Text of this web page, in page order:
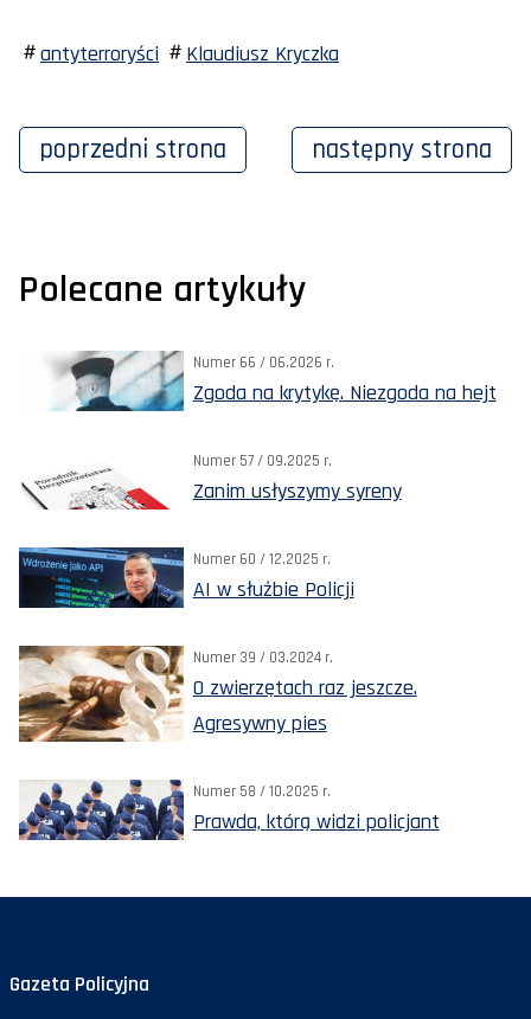
antyterroryści Klaudiusz Kryczka
poprzedni strona następny strona
Polecane artykuły
Numer 66 / 06.2026 r.
Zgoda na krytykę. Niezgoda na hejt
Numer 57 / 09.2025 r.
Zanim usłyszymy syreny
Numer 60 / 12.2025 r.
AI w służbie Policji
Numer 39 / 03.2024 r.
O zwierzętach raz jeszcze.
Agresywny pies
Numer 58 / 10.2025 r.
Prawda, którą widzi policjant
Gazeta Policyjna